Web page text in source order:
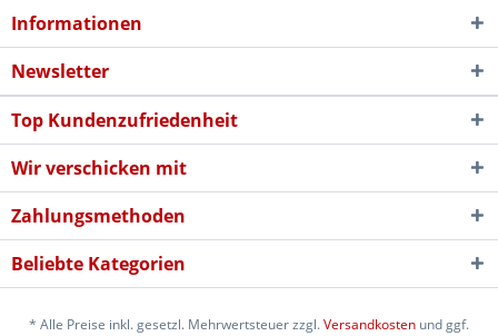
Informationen
Newsletter
Top Kundenzufriedenheit
Wir verschicken mit
Zahlungsmethoden
Beliebte Kategorien
* Alle Preise inkl. gesetzl. Mehrwertsteuer zzgl.Versandkosten und ggf.